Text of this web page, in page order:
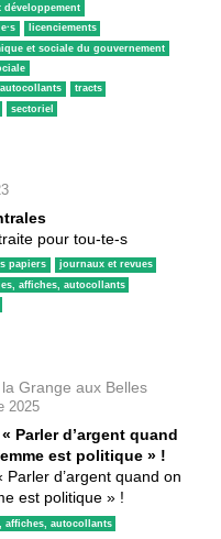
licenciements
et sociale du gouvernement
tracts
sectoriel
pour tou-te-s
papiers
journaux et revues
affiches, autocollants
Grange aux Belles
2025
Parler d’argent quand
est politique » !
Parler d’argent quand on
est politique » !
affiches, autocollants